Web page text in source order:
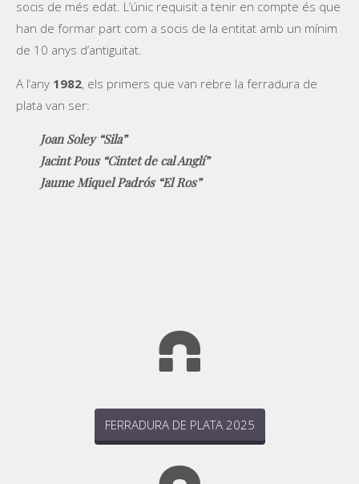
socis de més edat. L’únic requisit a tenir en compte és que
han de formar part com a socis de la entitat amb un mínim
de 10 anys d’antiguitat.
A l’any 1982, els primers que van rebre la ferradura de
plata van ser:
Joan Soley “Sila”
Jacint Pous “Cintet de cal Anglí”
Jaume Miquel Padrós “El Ros”
FERRADURA DE PLATA 2025